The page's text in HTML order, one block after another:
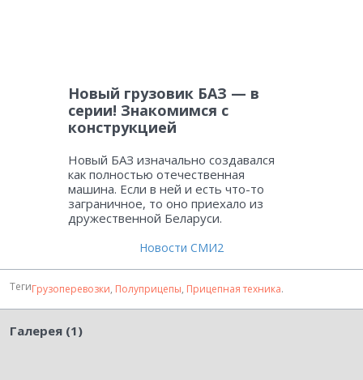
Новый грузовик БАЗ — в
серии! Знакомимся с
конструкцией
Новый БАЗ изначально создавался
как полностью отечественная
машина. Если в ней и есть что-то
заграничное, то оно приехало из
дружественной Беларуси.
Новости СМИ2
ТегиГрузоперевозки, Полуприцепы, Прицепная техника.
Галерея (1)